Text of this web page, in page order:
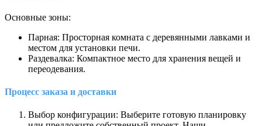
Основные зоны:
Парная: Просторная комната с деревянными лавками и
местом для установки печи.
Раздевалка: Компактное место для хранения вещей и
переодевания.
Процесс заказа и доставки
Выбор конфигурации: Выберите готовую планировку